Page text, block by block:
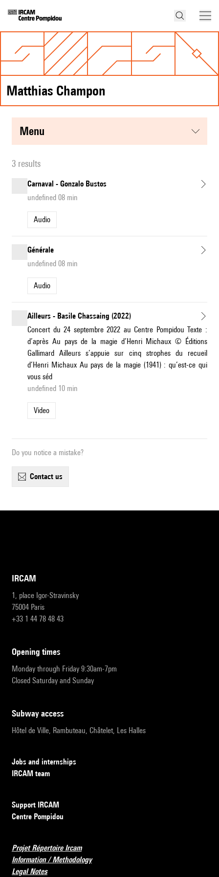
Matthias Champon
menu
3 results
Carnaval - Gonzalo Bustos
undefined 08 min
Audio
Générale
undefined 08 min
Audio
Ailleurs - Basile Chassaing (2022)
Concert du 24 septembre 2022 au Centre Pompidou Texte :
d’après Au pays de la magie d’Henri Michaux © Éditions
Gallimard Ailleurs s’appuie sur cinq strophes du recueil
d’Henri Michaux Au pays de la magie (1941) : qu’est-ce qui
vous séd
undefined 10 min
Video
Do you notice a mistake?
contact us
IRCAM
1, place Igor-Stravinsky
75004 Paris
+33 1 44 78 48 43
opening times
Monday through Friday 9:30am-7pm
Closed Saturday and Sunday
subway access
Hôtel de Ville, Rambuteau, Châtelet, Les Halles
Jobs and internships
IRCAM team
Support IRCAM
Centre Pompidou
Projet Répertoire Ircam
Information / Methodology
Legal Notes